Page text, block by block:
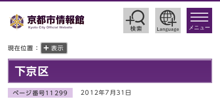
toggle
メニュー
現在位置： 表示
下京区
ページ番号11299 2012年7月31日